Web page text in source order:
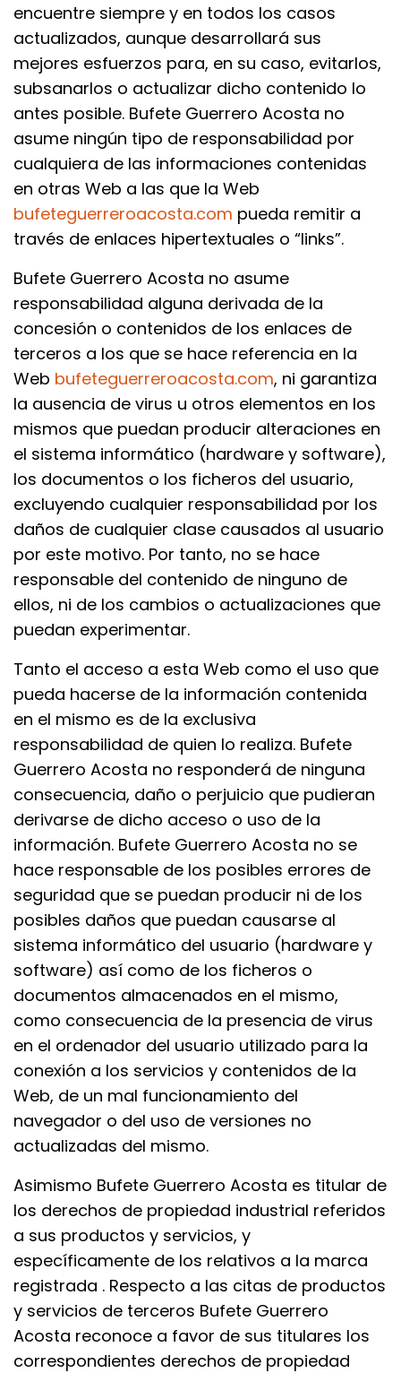
encuentre siempre y en todos los casos
actualizados, aunque desarrollará sus
mejores esfuerzos para, en su caso, evitarlos,
subsanarlos o actualizar dicho contenido lo
antes posible. Bufete Guerrero Acosta no
asume ningún tipo de responsabilidad por
cualquiera de las informaciones contenidas
en otras Web a las que la Web
bufeteguerreroacosta.com pueda remitir a
través de enlaces hipertextuales o “links”.
Bufete Guerrero Acosta no asume
responsabilidad alguna derivada de la
concesión o contenidos de los enlaces de
terceros a los que se hace referencia en la
Web bufeteguerreroacosta.com, ni garantiza
la ausencia de virus u otros elementos en los
mismos que puedan producir alteraciones en
el sistema informático (hardware y software),
los documentos o los ficheros del usuario,
excluyendo cualquier responsabilidad por los
daños de cualquier clase causados al usuario
por este motivo. Por tanto, no se hace
responsable del contenido de ninguno de
ellos, ni de los cambios o actualizaciones que
puedan experimentar.
Tanto el acceso a esta Web como el uso que
pueda hacerse de la información contenida
en el mismo es de la exclusiva
responsabilidad de quien lo realiza. Bufete
Guerrero Acosta no responderá de ninguna
consecuencia, daño o perjuicio que pudieran
derivarse de dicho acceso o uso de la
información. Bufete Guerrero Acosta no se
hace responsable de los posibles errores de
seguridad que se puedan producir ni de los
posibles daños que puedan causarse al
sistema informático del usuario (hardware y
software) así como de los ficheros o
documentos almacenados en el mismo,
como consecuencia de la presencia de virus
en el ordenador del usuario utilizado para la
conexión a los servicios y contenidos de la
Web, de un mal funcionamiento del
navegador o del uso de versiones no
actualizadas del mismo.
Asimismo Bufete Guerrero Acosta es titular de
los derechos de propiedad industrial referidos
a sus productos y servicios, y
específicamente de los relativos a la marca
registrada . Respecto a las citas de productos
y servicios de terceros Bufete Guerrero
Acosta reconoce a favor de sus titulares los
correspondientes derechos de propiedad